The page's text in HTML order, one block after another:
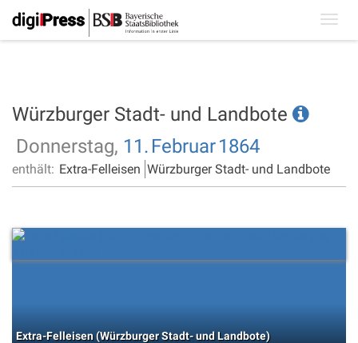
Würzburger Stadt- und Landbote
Donnerstag, 11. Februar1864
enthält: Extra-Felleisen Würzburger Stadt- und Landbote
Extra-Felleisen (Würzburger Stadt- und Landbote)